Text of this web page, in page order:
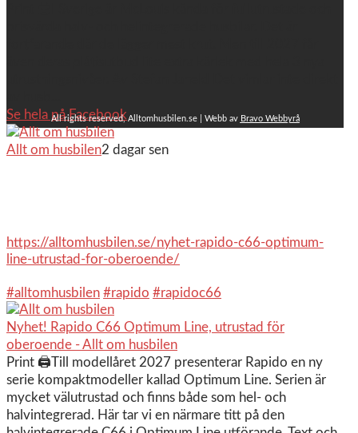
Se hela på Facebook
Allt om husbilen2 dagar sen
https://alltomhusbilen.se/nyhet-rapido-c66-optimum-
line-utrustad-for-oberoende/
#alltomhusbilen #rapido #rapidoc66
Nyhet! Rapido C66 Optimum Line, utrustad för
oberoende - Allt om husbilen
Print 🖨Till modellåret 2027 presenterar Rapido en ny
serie kompaktmodeller kallad Optimum Line. Serien är
mycket välutrustad och finns både som hel- och
halvintegrerad. Här tar vi en närmare titt på den
All rights reserved, Alltomhusbilen.se | Webb av Bravo Webbyrå